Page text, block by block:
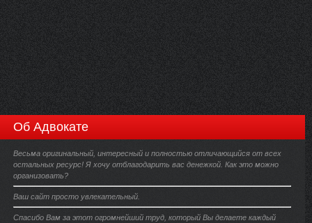
Об Адвокате
Весьма оригинальный, интересный и полностью отличающийся от всех
остальных ресурс! Я хочу отблагодарить вас денежкой. Как это можно
организовать?
Ваш сайт просто увлекательный.
Спасибо Вам за этот огромнейший труд, который Вы делаете каждый